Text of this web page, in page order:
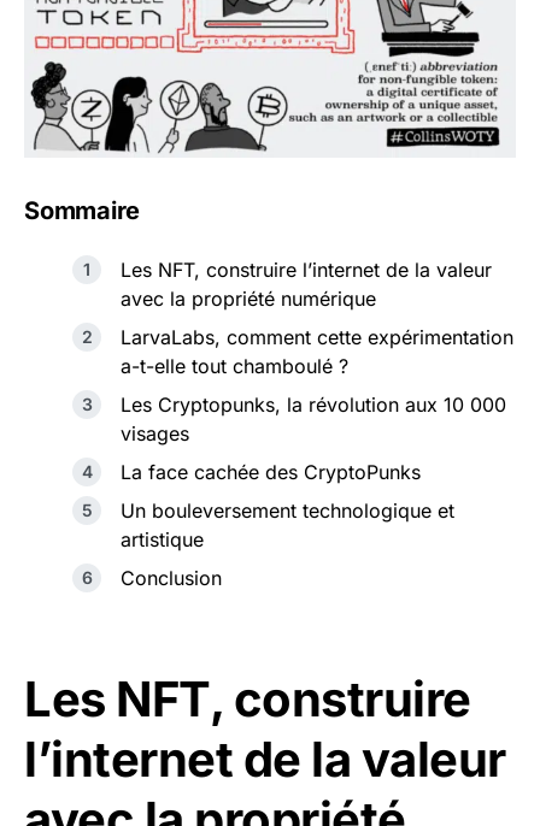
Sommaire
Les NFT, construire l’internet de la valeur
avec la propriété numérique
LarvaLabs, comment cette expérimentation
a-t-elle tout chamboulé ?
Les Cryptopunks, la révolution aux 10 000
visages
La face cachée des CryptoPunks
Un bouleversement technologique et
artistique
Conclusion
Les NFT, construire
l’internet de la valeur